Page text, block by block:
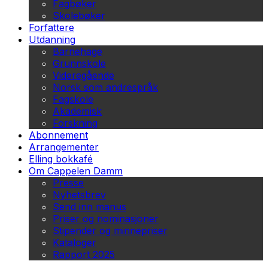
Fagbøker
Skolebøker
Forfattere
Utdanning
Barnehage
Grunnskole
Videregående
Norsk som andrespråk
Fagskole
Akademisk
Forskning
Abonnement
Arrangementer
Elling bokkafé
Om Cappelen Damm
Presse
Nyhetsbrev
Send inn manus
Priser og nominasjoner
Stipender og minnepriser
Kataloger
Rapport 2025